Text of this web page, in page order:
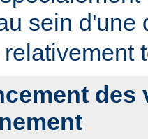
sein d'une
des